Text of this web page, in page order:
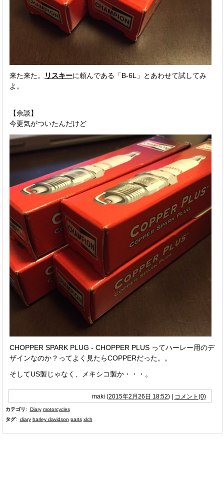
来た来た。 リスキーに頼んである「B-6L」とあわせて試してみ
よ。
【余談】
今更気がついたんだけど
CHOPPER SPARK PLUG - CHOPPER PLUS ってハーレー用のデ
ザインなのか？ってよく見たらCOPPERだった。。
そしてUS製じゃなく、メキシコ製か・・・。
maki (2015年2月26日 18:52) コメント(0)
カテゴリ: Diary motorcycles
タグ: diary harley davidson parts xlch